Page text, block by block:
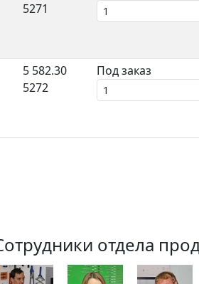
5271
5 582.30
5272
Под заказ
отдела